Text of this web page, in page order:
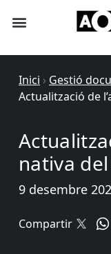
Inici › Gestió
Actualització de
nativa
9 desembre
Compartir